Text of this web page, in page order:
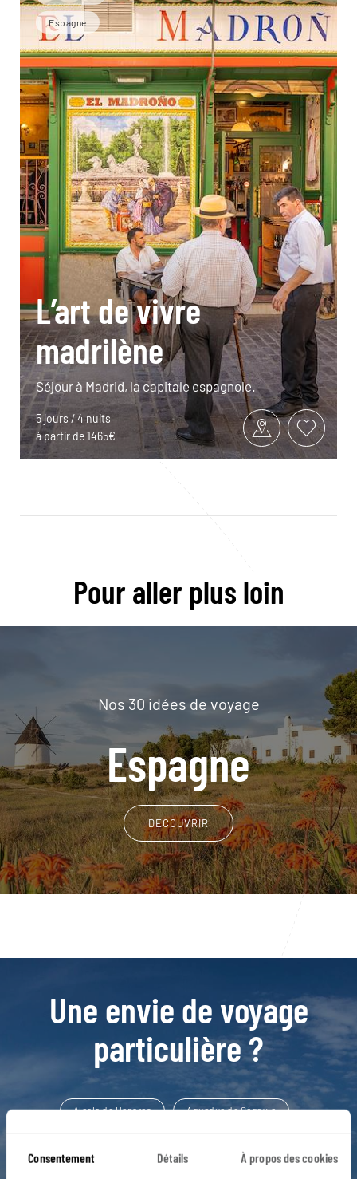
Consentement Détails À propos des cookies
Espagne
L’art de vivre
madrilène
Séjour à Madrid, la capitale espagnole.
5 jours / 4 nuits
à partir de 1465€
Pour aller plus loin
Nos 30 idées de voyage
Espagne
DÉCOUVRIR
Une envie de voyage
particulière ?
Alcala de Henares Aqueduc de Ségovie